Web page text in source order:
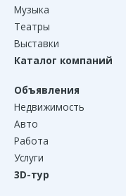
Музыка
Театры
Выставки
Каталог компаний
Объявления
Недвижимость
Авто
Работа
Услуги
3D-тур